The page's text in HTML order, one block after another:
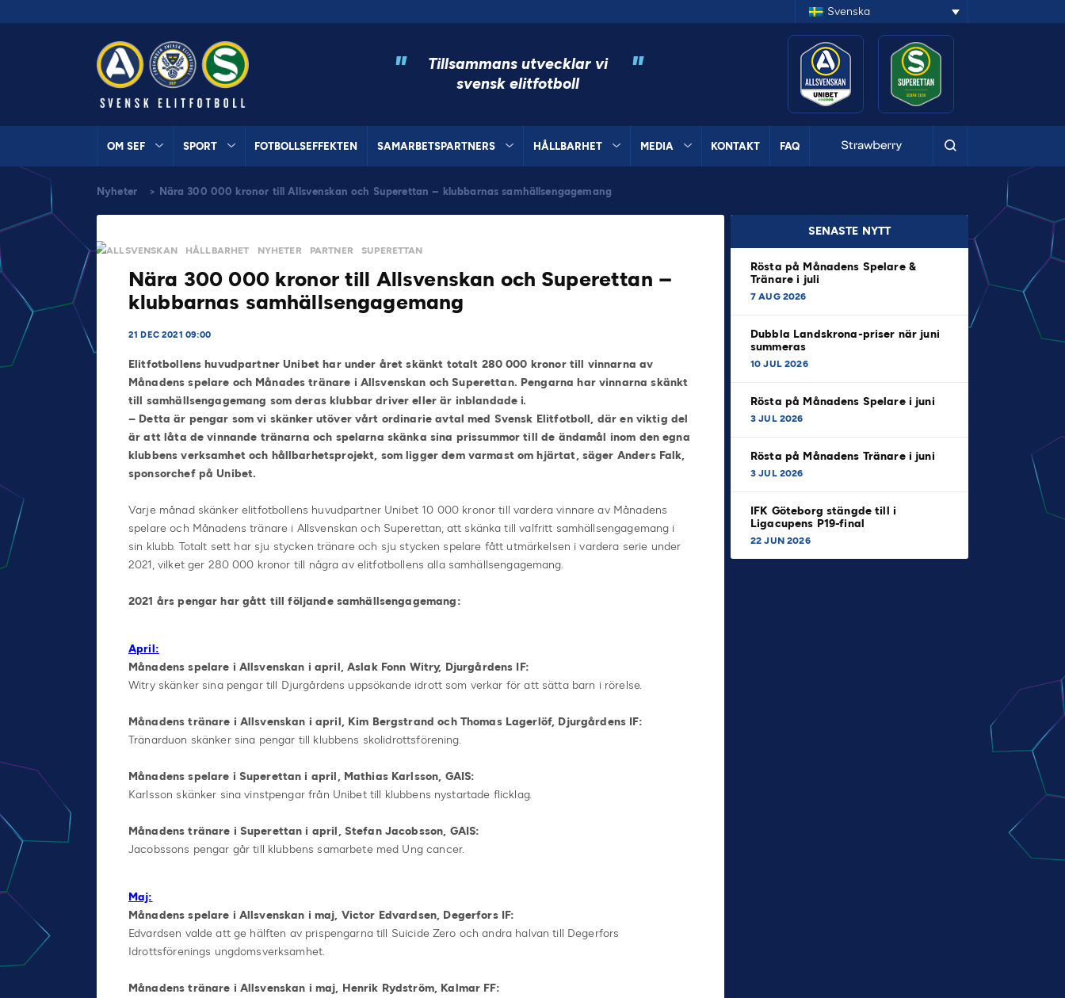
Svenska
"
Tillsammans utvecklar vi
svensk elitfotboll
"
OM SEF SPORT FOTBOLLSEFFEKTEN SAMARBETSPARTNERS HÅLLBARHET MEDIA KONTAKT FAQ
Nyheter > Nära 300 000 kronor till Allsvenskan och Superettan – klubbarnas samhällsengagemang
ALLSVENSKAN HÅLLBARHET NYHETER PARTNER SUPERETTAN
Nära 300 000 kronor till Allsvenskan och Superettan –
klubbarnas samhällsengagemang
21 DEC 2021 09:00
Elitfotbollens huvudpartner Unibet har under året skänkt totalt 280 000 kronor till vinnarna av
Månadens spelare och Månades tränare i Allsvenskan och Superettan. Pengarna har vinnarna skänkt
till samhällsengagemang som deras klubbar driver eller är inblandade i.
– Detta är pengar som vi skänker utöver vårt ordinarie avtal med Svensk Elitfotboll, där en viktig del
är att låta de vinnande tränarna och spelarna skänka sina prissummor till de ändamål inom den egna
klubbens verksamhet och hållbarhetsprojekt, som ligger dem varmast om hjärtat, säger Anders Falk,
sponsorchef på Unibet.
Varje månad skänker elitfotbollens huvudpartner Unibet 10 000 kronor till vardera vinnare av Månadens
spelare och Månadens tränare i Allsvenskan och Superettan, att skänka till valfritt samhällsengagemang i
sin klubb. Totalt sett har sju stycken tränare och sju stycken spelare fått utmärkelsen i vardera serie under
2021, vilket ger 280 000 kronor till några av elitfotbollens alla samhällsengagemang.
2021 års pengar har gått till följande samhällsengagemang:
April:
Månadens spelare i Allsvenskan i april, Aslak Fonn Witry, Djurgårdens IF:
Witry skänker sina pengar till Djurgårdens uppsökande idrott som verkar för att sätta barn i rörelse.
Månadens tränare i Allsvenskan i april, Kim Bergstrand och Thomas Lagerlöf, Djurgårdens IF:
Tränarduon skänker sina pengar till klubbens skolidrottsförening.
Månadens spelare i Superettan i april, Mathias Karlsson, GAIS:
Karlsson skänker sina vinstpengar från Unibet till klubbens nystartade flicklag.
Månadens tränare i Superettan i april, Stefan Jacobsson, GAIS:
Jacobssons pengar går till klubbens samarbete med Ung cancer.
Maj:
Månadens spelare i Allsvenskan i maj, Victor Edvardsen, Degerfors IF:
Edvardsen valde att ge hälften av prispengarna till Suicide Zero och andra halvan till Degerfors
Idrottsförenings ungdomsverksamhet.
Månadens tränare i Allsvenskan i maj, Henrik Rydström, Kalmar FF:
SENASTE NYTT
Rösta på Månadens Spelare &
Tränare i juli
7 AUG 2026
Dubbla Landskrona-priser när juni
summeras
10 JUL 2026
Rösta på Månadens Spelare i juni
3 JUL 2026
Rösta på Månadens Tränare i juni
3 JUL 2026
IFK Göteborg stängde till i
Ligacupens P19-final
22 JUN 2026